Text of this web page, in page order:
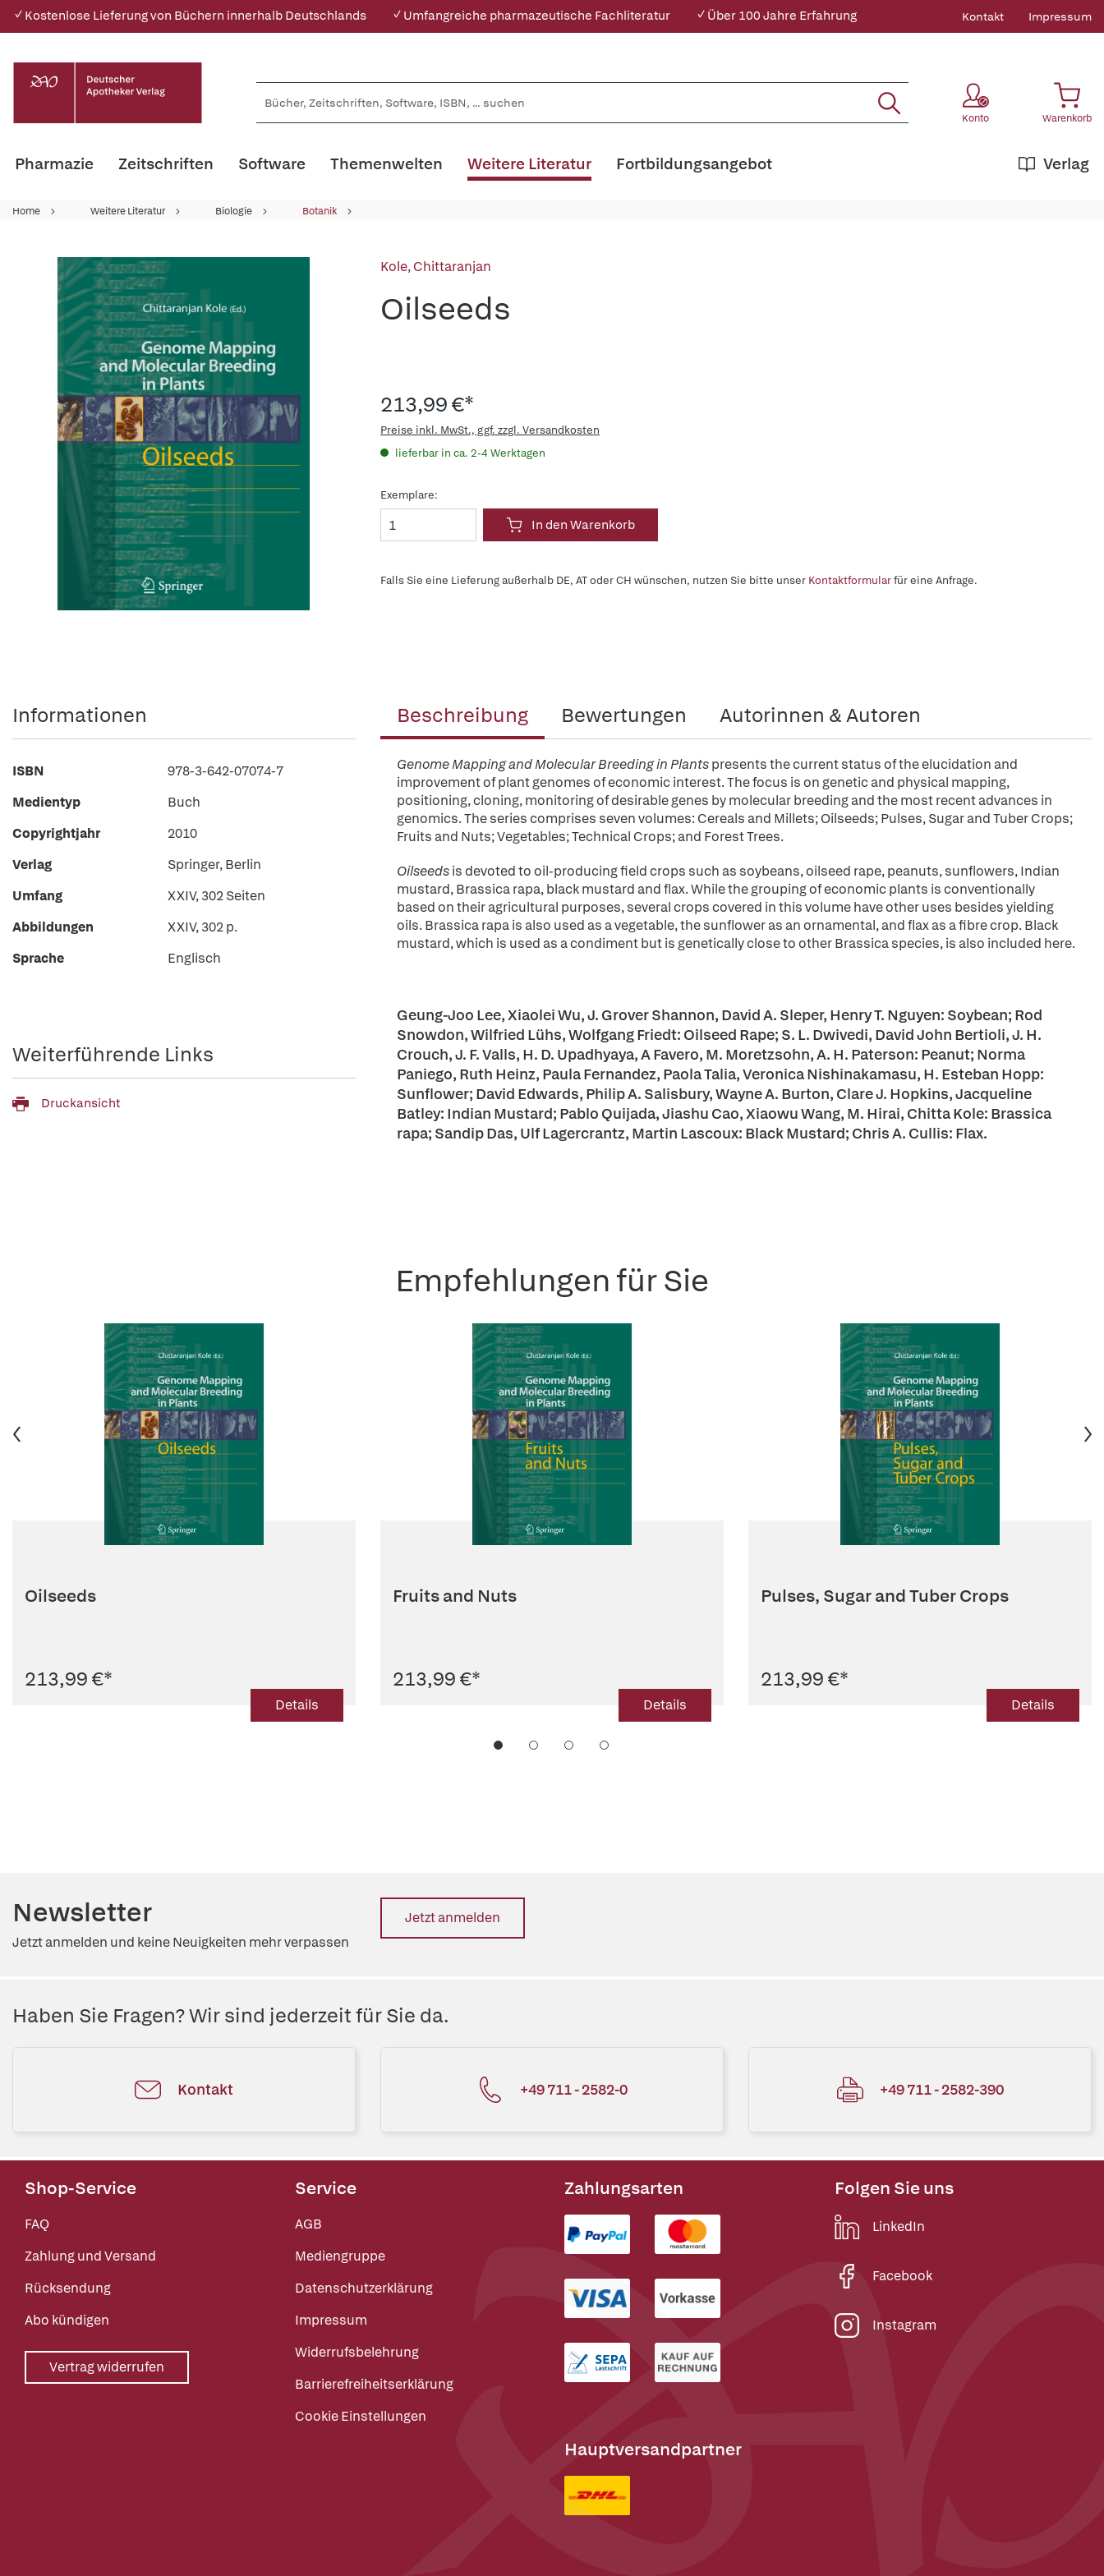
✓ Kostenlose Lieferung von Büchern innerhalb Deutschlands ✓ Umfangreiche pharmazeutische Fachliteratur ✓ Über 100 Jahre Erfahrung Kontakt Impressum
Konto Warenkorb
Pharmazie Zeitschriften Software Themenwelten Weitere Literatur Verlag
Fortbildungsangebot
Home Weitere Literatur Biologie Botanik
Kole, Chittaranjan
Oilseeds
213,99 €*
Preise inkl. MwSt., ggf. zzgl. Versandkosten
lieferbar in ca. 2-4 Werktagen
Exemplare:
In den Warenkorb
Falls Sie eine Lieferung außerhalb DE, AT oder CH wünschen, nutzen Sie bitte unser Kontaktformularfür eine Anfrage.
Beschreibung Bewertungen Autorinnen & Autoren
Genome Mapping and Molecular Breeding in Plantspresents the current status of the elucidation and
improvement of plant genomes of economic interest. The focus is on genetic and physical mapping,
positioning, cloning, monitoring of desirable genes by molecular breeding and the most recent advances in
genomics. The series comprises seven volumes: Cereals and Millets; Oilseeds; Pulses, Sugar and Tuber Crops;
Fruits and Nuts; Vegetables; Technical Crops; and Forest Trees.
Oilseedsis devoted to oil-producing field crops such as soybeans, oilseed rape, peanuts, sunflowers, Indian
mustard, Brassica rapa, black mustard and flax. While the grouping of economic plants is conventionally
based on their agricultural purposes, several crops covered in this volume have other uses besides yielding
oils. Brassica rapa is also used as a vegetable, the sunflower as an ornamental, and flax as a fibre crop. Black
mustard, which is used as a condiment but is genetically close to other Brassica species, is also included here.
Geung-Joo Lee, Xiaolei Wu, J. Grover Shannon, David A. Sleper, Henry T. Nguyen: Soybean; Rod
Snowdon, Wilfried Lühs, Wolfgang Friedt: Oilseed Rape; S. L. Dwivedi, David John Bertioli, J. H.
Crouch, J. F. Valls, H. D. Upadhyaya, A Favero, M. Moretzsohn, A. H. Paterson: Peanut; Norma
Paniego, Ruth Heinz, Paula Fernandez, Paola Talia, Veronica Nishinakamasu, H. Esteban Hopp:
Sunflower; David Edwards, Philip A. Salisbury, Wayne A. Burton, Clare J. Hopkins, Jacqueline
Batley: Indian Mustard; Pablo Quijada, Jiashu Cao, Xiaowu Wang, M. Hirai, Chitta Kole: Brassica
rapa; Sandip Das, Ulf Lagercrantz, Martin Lascoux: Black Mustard; Chris A. Cullis: Flax.
Informationen
ISBN
978-3-642-07074-7
Medientyp
Buch
Copyrightjahr
2010
Verlag
Springer, Berlin
Umfang
XXIV, 302 Seiten
Abbildungen
XXIV, 302 p.
Sprache
Englisch
Weiterführende Links
Druckansicht
Empfehlungen für Sie
Oilseeds
213,99 €*
Details
Fruits and Nuts
213,99 €*
Details
Pulses, Sugar and Tuber Crops
213,99 €*
Details
Newsletter
Jetzt anmelden und keine Neuigkeiten mehr verpassen
Jetzt anmelden
Haben Sie Fragen? Wir sind jederzeit für Sie da.
Kontakt +49 711 - 2582-0 +49 711 - 2582-390
Shop-Service
FAQ
Zahlung und Versand
Rücksendung
Abo kündigen
Vertrag widerrufen
Service
AGB
Mediengruppe
Datenschutzerklärung
Impressum
Widerrufsbelehrung
Barrierefreiheitserklärung
Cookie Einstellungen
Zahlungsarten
Hauptversandpartner
Folgen Sie uns
LinkedIn
Facebook
Instagram